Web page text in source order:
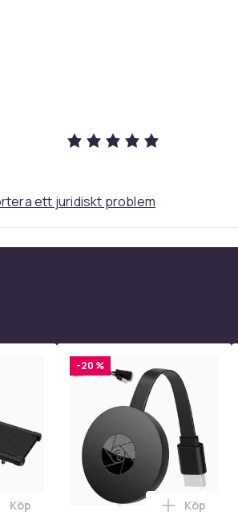
208
ett juridiskt problem
lightning - USB-C 2m i varukorgen
med 2M USB-C till USB-C
Lägg till 2-i-1 Bärbar Löpband med 5%
Köp
-20 %
Lägg till
Köp